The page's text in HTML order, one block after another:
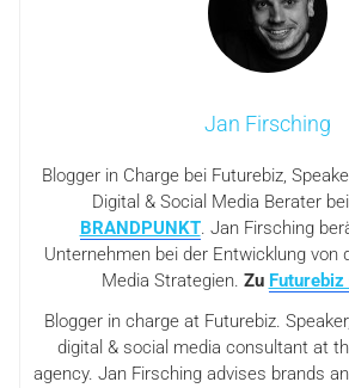
Jan Firsching
Blogger in Charge bei Futurebiz,
Digital & Social Media Berater
BRANDPUNKT. Jan Firsching
Unternehmen bei der Entwicklung von
Media Strategien. Zu
Blogger in charge at Futurebiz.
digital & social media consultant at
agency. Jan Firsching advises brands